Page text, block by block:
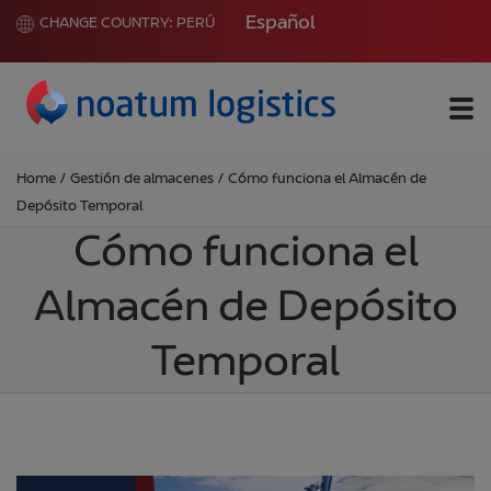
CHANGE COUNTRY: PERÚ Español
Home / Gestión de almacenes / Cómo funciona el Almacén de
Depósito Temporal
Cómo funciona el
Almacén de Depósito
Temporal